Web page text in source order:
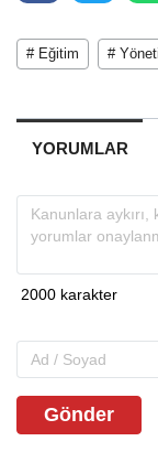
# Eğitim #
YORUMLAR
Gönder